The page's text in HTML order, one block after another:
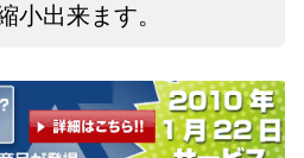
小出来ます。